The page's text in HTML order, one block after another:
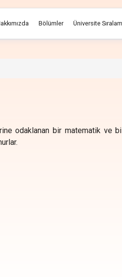
Bölümler Üniversite
odaklanan bir matematik ve